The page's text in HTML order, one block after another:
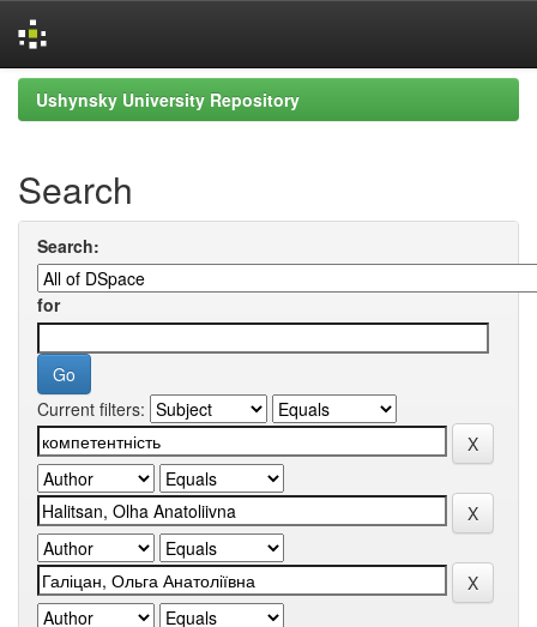
Skip
navigation
Ushynsky University Repository
Search
Search:
for
Current filters: